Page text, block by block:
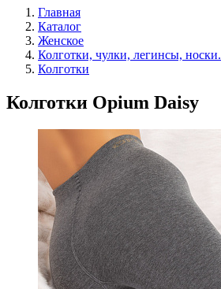
Главная
Каталог
Женское
Колготки, чулки, легинсы, носки.
Колготки
Колготки Opium Daisy